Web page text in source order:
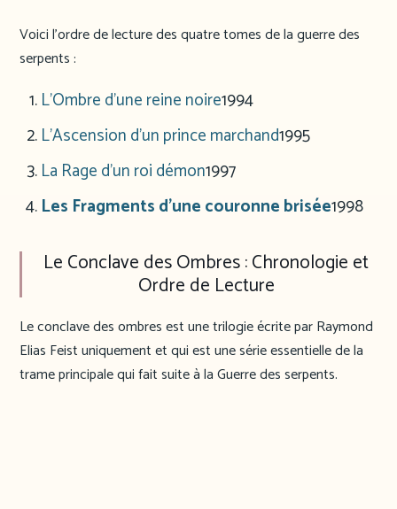
Voici l’ordre de lecture des quatre tomes de la guerre des
serpents :
L’Ombre d’une reine noire1994
L’Ascension d’un prince marchand1995
La Rage d’un roi démon1997
Les Fragments d’une couronne brisée1998
Le Conclave des Ombres : Chronologie et
Ordre de Lecture
Le conclave des ombres est une trilogie écrite par Raymond
Elias Feist uniquement et qui est une série essentielle de la
trame principale qui fait suite à la Guerre des serpents.